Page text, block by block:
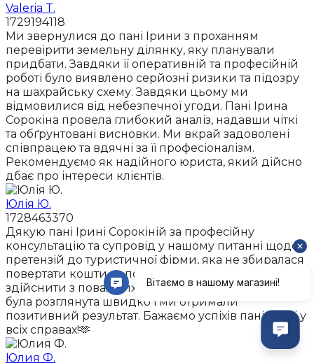
Valeria T.
1729194118
Ми звернулися до пані Ірини з проханням
перевірити земельну ділянку, яку планували
придбати. Завдяки її оперативній та професійній
роботі було виявлено серйозні ризики та підозру
на шахрайську схему. Завдяки цьому ми
відмовилися від небезпечної угоди. Пані Ірина
Сорокіна провела глибокий аналіз, надавши чіткі
та обґрунтовані висновки. Ми вкрай задоволені
співпрацею та вдячні за її професіоналізм.
Рекомендуємо як надійного юриста, який дійсно
дбає про інтереси клієнтів.
Юлія Ю.
1728463370
Дякую пані Ірині Сорокіній за професійну
консультацію та супровід у нашому питанні щодо
претензій до туристичної фірми, яка не збиралася
повертати кошти за поїздку, яку ми не могли
здійснити з поважних причин. Наша проблема
була розглянута швидко і ми отримали
позитивний результат. Бажаємо успіхів пані Ірині у
всіх справах!🫶
Юлия Ф.